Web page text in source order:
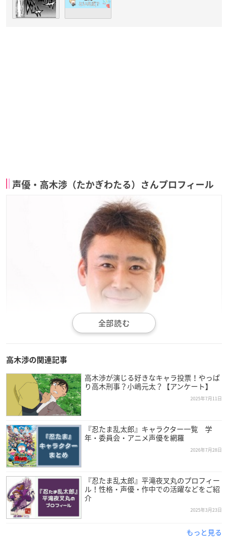
声優・高木渉（たかぎわたる）さんプロフィール
高木さんは千葉県出身で、現在アーツビジョンに所属。今年で
59歳を迎えます。
高木渉の関連記事
高木渉が演じる好きなキャラ投票！やっぱ
り高木刑事？小嶋元太？【アンケート】
2025年7月11日
『忍たま乱太郎』キャラクター一覧 学
年・委員会・アニメ声優を網羅
2026年7月28日
『忍たま乱太郎』平滝夜叉丸のプロフィー
ル！性格・声優・作中での活躍などをご紹
介
2025年3月23日
もっと見る